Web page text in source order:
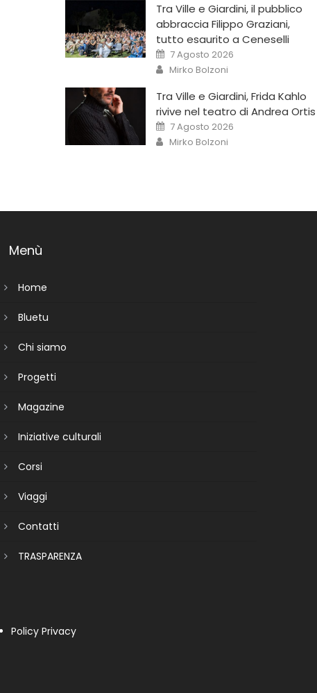
Tra Ville e Giardini, il pubblico
abbraccia Filippo Graziani,
tutto esaurito a Ceneselli
7 Agosto 2026
Mirko Bolzoni
Tra Ville e Giardini, Frida Kahlo
rivive nel teatro di Andrea Ortis
7 Agosto 2026
Mirko Bolzoni
Menù
Home
Bluetu
Chi siamo
Progetti
Magazine
Iniziative culturali
Corsi
Viaggi
Contatti
TRASPARENZA
Policy Privacy